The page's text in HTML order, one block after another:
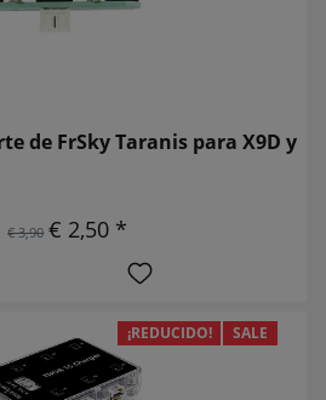
de FrSky Taranis para X9D y
€ 3,90 € 2,50 *
¡REDUCIDO! SALE